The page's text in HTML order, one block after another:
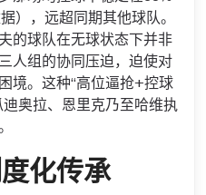
），远超同期其他球队。
的球队在无球状态下并非
人组的协同压迫，迫使对
境。这种“高位逼抢+控球
奥拉、恩里克乃至哈维执
化传承